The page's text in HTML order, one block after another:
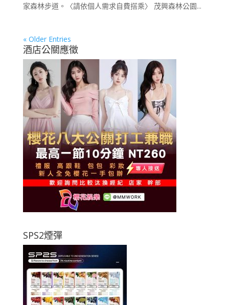
家森林步道。〈請依個人需求自費搭乘〉 茂興森林公園...
« Older Entries
酒店公關應徵
SPS2煙彈